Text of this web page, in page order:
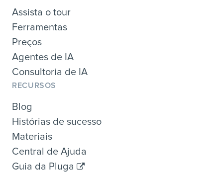
Assista o tour
Ferramentas
Preços
Agentes de IA
Consultoria de IA
RECURSOS
Blog
Histórias de sucesso
Materiais
Central de Ajuda
Guia da Pluga